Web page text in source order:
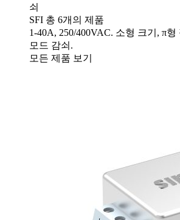
쇠
SFI 총 6개의 제품
1-40A, 250/400VAC. 소형 크기, π
모드 감쇠.
모든 제품 보기